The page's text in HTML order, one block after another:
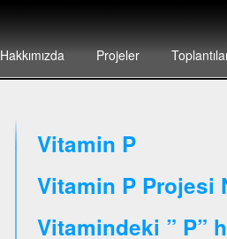
Hakkımızda Projeler
Vitamin P
Vitamin P Projesi
Vitamindeki ” P”